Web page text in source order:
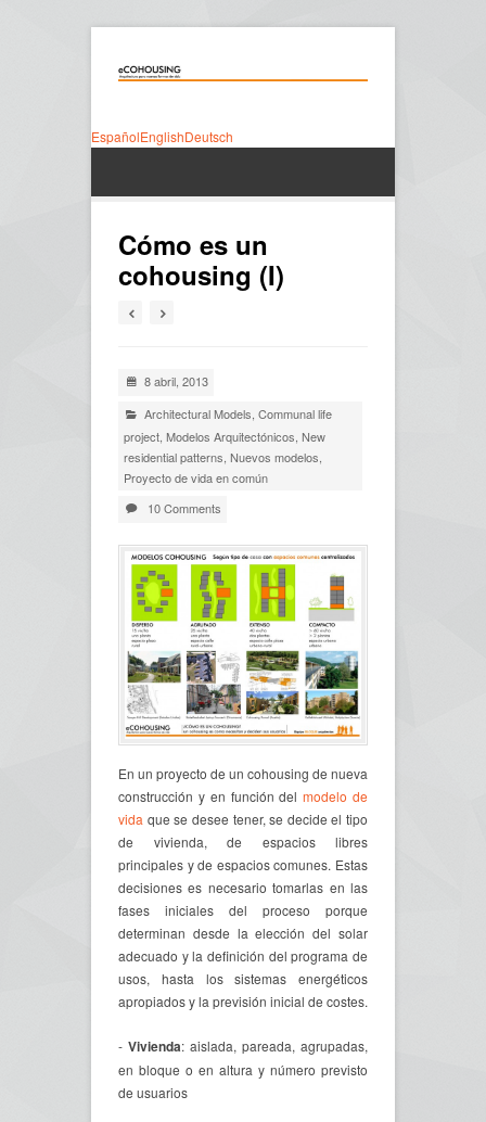
EspañolEnglishDeutsch
Cómo es un
cohousing (I)
8 abril, 2013
Architectural Models Communal life
project Modelos Arquitectónicos New
residential patterns Nuevos modelos
Proyecto de vida en común
10 Comments
En un proyecto de un cohousing de nueva
construcción y en función delmodelo de
vida que se desee tener, se decide el tipo
de vivienda, de espacios libres
principales y de espacios comunes. Estas
decisiones es necesario tomarlas en las
fases iniciales del proceso porque
determinan desde la elección del solar
adecuado y la definición del programa de
usos, hasta los sistemas energéticos
apropiados y la previsión inicial de costes.
- Vivienda: aislada, pareada, agrupadas,
en bloque o en altura y número previsto
de usuarios